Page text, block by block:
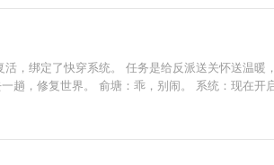
，绑定了快穿系统。 任务是给反派送关怀送温
趟，修复世界。 俞塘：乖，别闹。 系统：现在